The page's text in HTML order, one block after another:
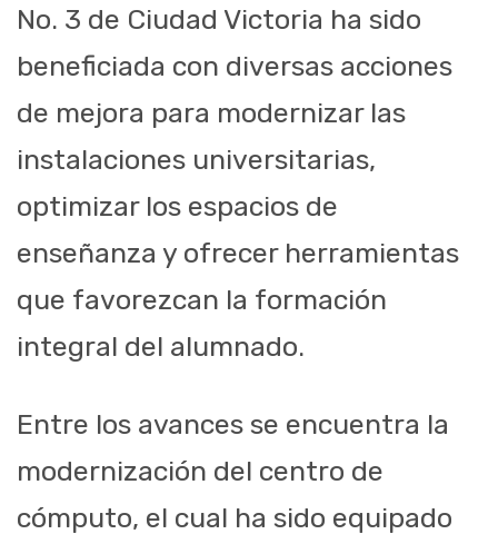
No. 3 de Ciudad Victoria ha sido
beneficiada con diversas acciones
de mejora para modernizar las
instalaciones universitarias,
optimizar los espacios de
enseñanza y ofrecer herramientas
que favorezcan la formación
integral del alumnado.
Entre los avances se encuentra la
modernización del centro de
cómputo, el cual ha sido equipado